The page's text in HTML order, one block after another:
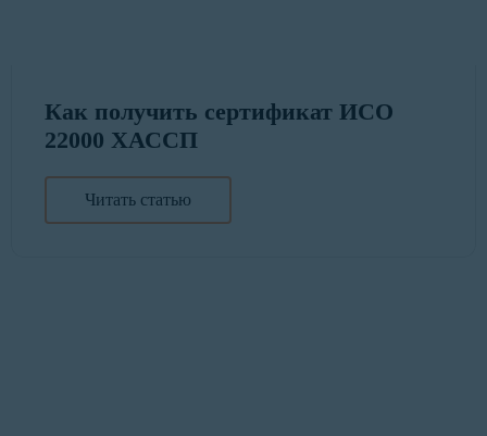
Как получить сертификат ИСО
22000 ХАССП
Читать статью